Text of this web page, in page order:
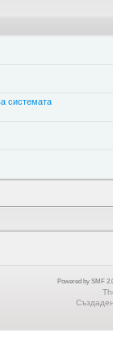
системата
Powered by SMF